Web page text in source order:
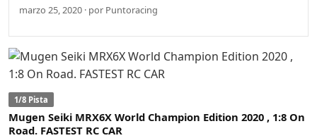
marzo 25, 2020 · por Puntoracing
1/8 Pista
Mugen Seiki MRX6X World Champion Edition 2020 , 1:8 On
Road. FASTEST RC CAR